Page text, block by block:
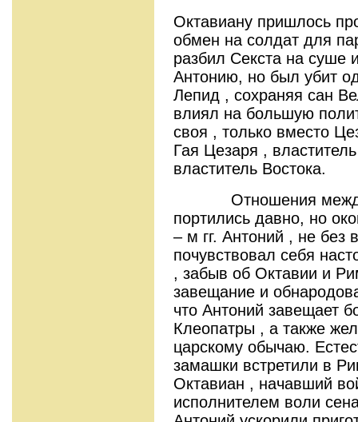
Октавиану пришлось
обмен на солдат для
разбил Секста на суше
Антонию, но был убит
Лепид , сохраняя сан
влиял на большую
своя , только вместо
Гая Цезаря ,
властитель Востока.
Отношения между
портились давно, но
– м гг. Антоний , не без
почувствовал себя
, забыв об Октавии и
завещание и
что Антоний завещает
Клеопатры , а также
царскому обычаю.
замашки встретили в
Октавиан , начавший
исполнителем воли